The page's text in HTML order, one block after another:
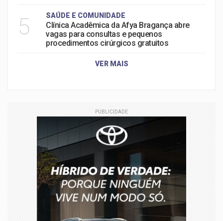
5 SAÚDE E COMUNIDADE
Clínica Acadêmica da Afya Bragança abre
vagas para consultas e pequenos
procedimentos cirúrgicos gratuitos
VER MAIS
PUBLICIDADE